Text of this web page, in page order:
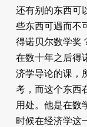
还有别的东西可
些东西可遇而不
得诺贝尔数学奖
在数十年之后得
济学导论的课，
考，而这个东西
用处。他是在数
时候在经济学这